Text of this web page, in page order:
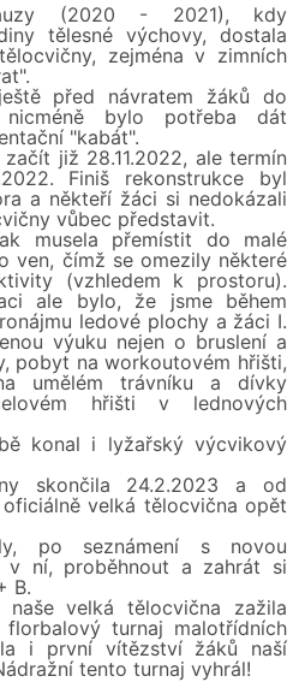
(2020 - 2021), kdy
tělesné výchovy, dostala
zejména v zimních
před návratem žáků do
nicméně bylo potřeba dát
"kabát".
již 28.11.2022, ale termín
Finiš rekonstrukce byl
a někteří žáci si nedokázali
vůbec představit.
musela přemístit do malé
ven, čímž se omezily některé
(vzhledem k prostoru).
ale bylo, že jsme během
ledové plochy a žáci I.
výuku nejen o bruslení a
pobyt na workoutovém hřišti,
umělém trávníku a dívky
hřišti v lednových
konal i lyžařský výcvikový
skončila 24.2.2023 a od
velká tělocvična opět
po seznámení s novou
v ní, proběhnout a zahrát si
B.
velká tělocvična zažila
turnaj malotřídních
i první vítězství žáků naší
tento turnaj vyhrál!